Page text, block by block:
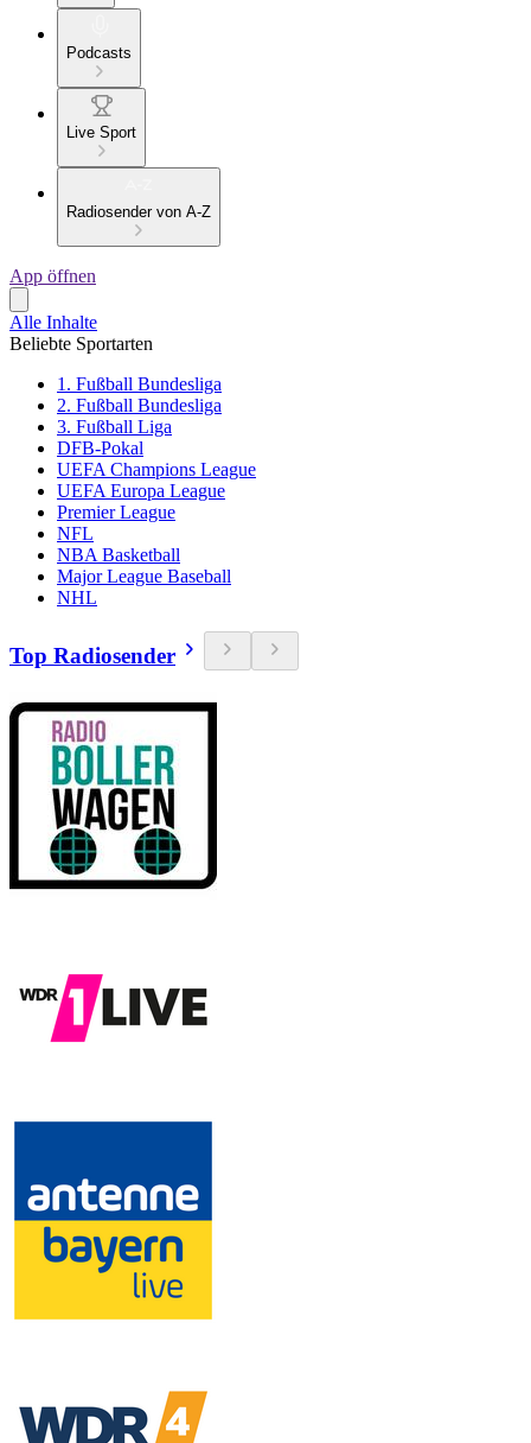
Podcasts
Live Sport
Radiosender von A-Z
App öffnen
Alle Inhalte
Beliebte Sportarten
1. Fußball Bundesliga
2. Fußball Bundesliga
3. Fußball Liga
DFB-Pokal
UEFA Champions League
UEFA Europa League
Premier League
NFL
NBA Basketball
Major League Baseball
NHL
Top Radiosender